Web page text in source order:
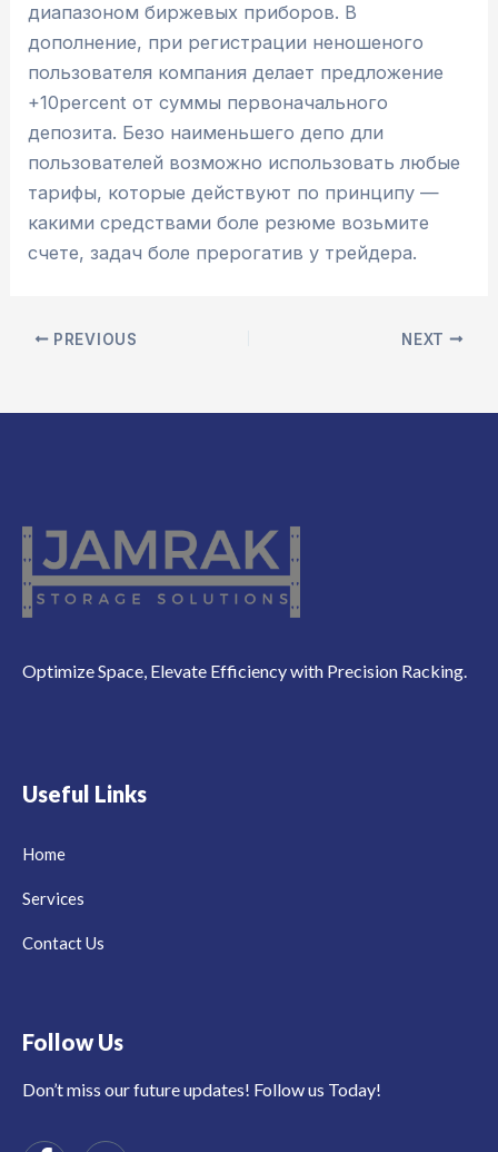
диапазоном биржевых приборов. В
дополнение, при регистрации неношеного
пользователя компания делает предложение
+10percent от суммы первоначального
депозита. Безо наименьшего депо дли
пользователей возможно использовать любые
тарифы, которые действуют по принципу —
какими средствами боле резюме возьмите
счете, задач боле прерогатив у трейдера.
PREVIOUS NEXT
Optimize Space, Elevate Efficiency with Precision Racking.
Useful Links
Home
Services
Contact Us
Follow Us
Don’t miss our future updates! Follow us Today!